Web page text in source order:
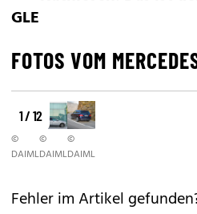
GLE
FOTOS VOM
1 / 12
©
DAIMLER
©
DAIMLER
©
DAIMLER
Fehler im Artikel